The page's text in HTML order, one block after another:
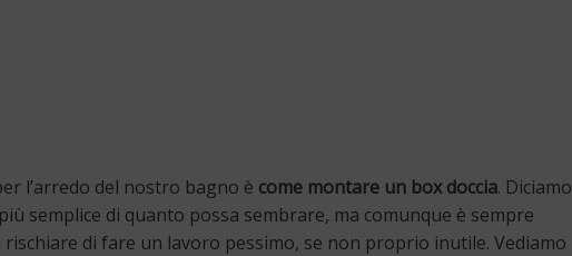
l’arredo del nostro bagno è come montare un box doccia. Diciamo
semplice di quanto possa sembrare, ma comunque è sempre
di fare un lavoro pessimo, se non proprio inutile. Vediamo